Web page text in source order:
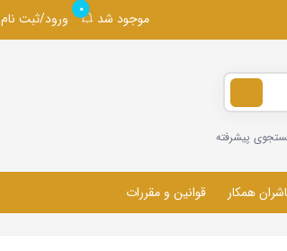
موجود شد
0
ورود/ثبت نام
پیشرفته
همکار قوانین و مقررات